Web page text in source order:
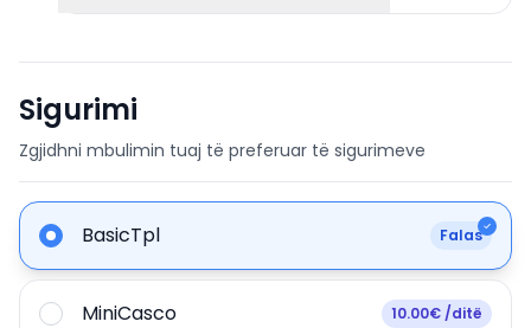
Sigurimi
Zgjidhni mbulimin tuaj të preferuar të sigurimeve
BasicTpl Falas
MiniCasco 10.00€ /ditë